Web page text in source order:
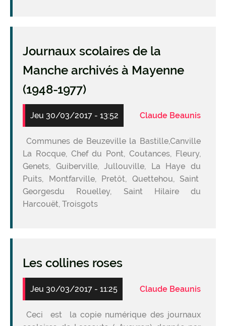
Journaux scolaires de la
Manche archivés à Mayenne
(1948-1977)
Jeu 30/03/2017 - 13:52 Claude Beaunis
Communes de Beuzeville la Bastille,Canville
La Rocque, Chef du Pont, Coutances, Fleury,
Genets, Guiberville, Jullouville, La Haye du
Puits, Montfarville, Pretôt, Quettehou, Saint
Georgesdu Rouelley, Saint Hilaire du
Harcouët, Troisgots
Les collines roses
Jeu 30/03/2017 - 11:25 Claude Beaunis
Ceci est la copie numérique des journaux